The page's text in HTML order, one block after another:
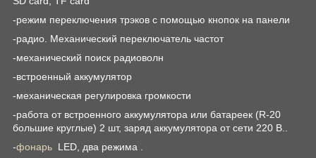
-режим переключения трэков с помощью кнопок на панели
-радио. Механический переключатель частот
-механический поиск радиоволн
-встроенный аккумулятор
-механическая регулировка громкости
-работа от встроенного аккумулятора или батареек (R-20
большие круглые) 2 шт, заряд аккумулятора от сети 220 В..
-фонарь LED, два режима .